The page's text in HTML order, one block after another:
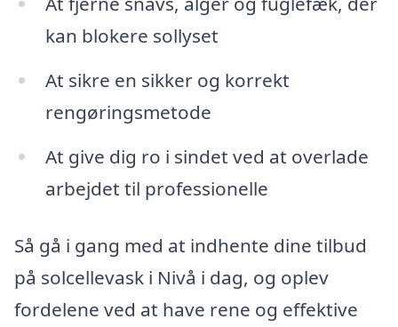
kan blokere sollyset
At sikre en sikker og korrekt
rengøringsmetode
At give dig ro i sindet ved at overlade
arbejdet til professionelle
Så gå i gang med at indhente dine tilbud
på solcellevask i Nivå i dag, og oplev
fordelene ved at have rene og effektive